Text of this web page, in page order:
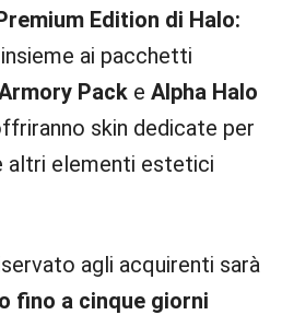
Edition di Halo:
ai pacchetti
Pack e Alpha Halo
skin dedicate per
altri elementi estetici
agli acquirenti sarà
fino a cinque giorni